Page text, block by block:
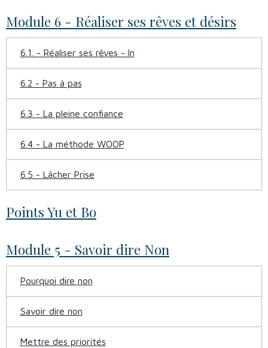
Module 6 - Réaliser ses rêves et désirs
6.1. - Réaliser ses rêves - In
6.2 - Pas à pas
6.3 - La pleine confiance
6.4 - La méthode WOOP
6.5 - Lâcher Prise
Points Yu et Bo
Module 5 - Savoir dire Non
Pourquoi dire non
Savoir dire non
Mettre des priorités